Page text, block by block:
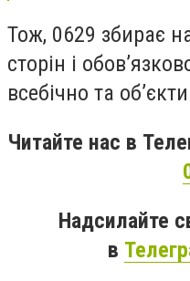
Тож, 0629 збирає
сторін і
всебічно та
Читайте нас в
Надсилайте
в